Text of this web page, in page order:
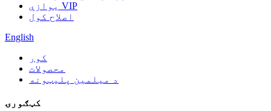
یوازې VIP
اصلاح کول
English
کور
محصولات
د میلمین پلیټونه
کټګورۍ